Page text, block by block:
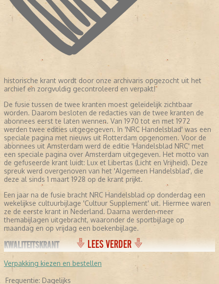
historische krant wordt door onze archivaris opgezocht uit het
archief en zorgvuldig gecontroleerd en verpakt!
De fusie tussen de twee kranten moest geleidelijk zichtbaar
worden. Daarom besloten de redacties van de twee kranten de
abonnees eerst te laten wennen. Van 1970 tot en met 1972
werden twee edities uitgegegeven. In 'NRC Handelsblad' was een
speciale pagina met nieuws uit Rotterdam opgenomen. Voor de
abonnees uit Amsterdam werd de editie 'Handelsblad NRC' met
een speciale pagina over Amsterdam uitgegeven. Het motto van
de gefuseerde krant luidt: Lux et Libertas (Licht en Vrijheid). Deze
spreuk werd overgenoven van het 'Algemeen Handelsblad', die
deze al sinds 1 maart 1928 op de krant prijkt.
Een jaar na de fusie bracht NRC Handelsblad op donderdag een
wekelijkse cultuurbijlage 'Cultuur Supplement' uit. Hiermee waren
ze de eerste krant in Nederland. Daarna werden meer
themabijlagen uitgebracht, waaronder de sportbijlage op
maandag en op vrijdag een boekenbijlage.
KWALITEITSKRANT
NRC Handelsblad profileert zich als een kwaliteitskrant. Ze
richt zich met name op berichtgevingen over politiek, economie,
opinie, buitenland en kunst. De krant staat bekend om haar
LEES VERDER
Verpakking kiezen en bestellen
Frequentie: Dagelijks